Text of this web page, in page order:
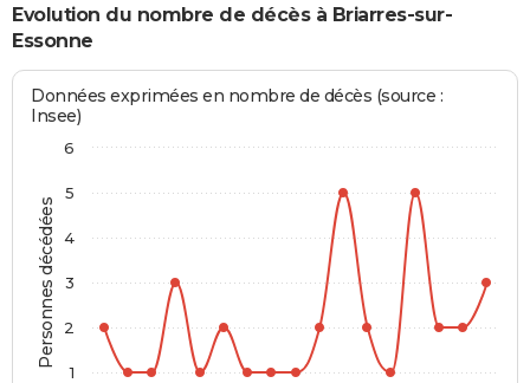
Evolution du nombre de décès à Briarres-sur-
Essonne
Personnes décédées
Données exprimées en nombre de décès (source :
Insee)
1
2
3
4
5
6